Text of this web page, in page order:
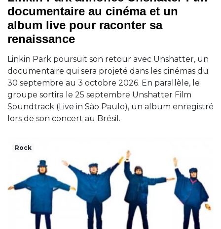
documentaire au cinéma et un
album live pour raconter sa
renaissance
Linkin Park poursuit son retour avec Unshatter, un
documentaire qui sera projeté dans les cinémas du
30 septembre au 3 octobre 2026. En parallèle, le
groupe sortira le 25 septembre Unshatter Film
Soundtrack (Live in São Paulo), un album enregistré
lors de son concert au Brésil.
Rock